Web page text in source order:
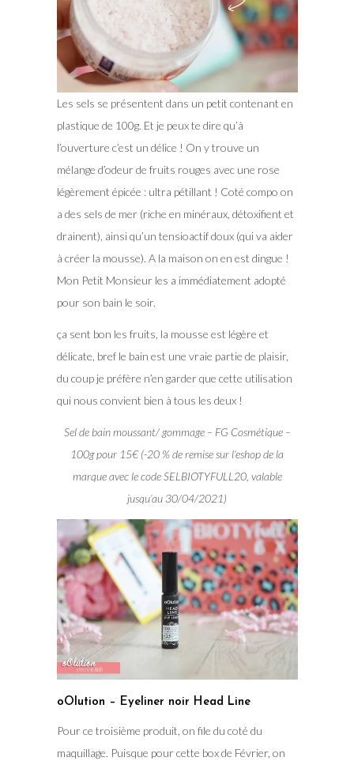
Les sels se présentent dans un petit contenant en
plastique de 100g. Et je peux te dire qu’à
l’ouverture c’est un délice ! On y trouve un
mélange d’odeur de fruits rouges avec une rose
légèrement épicée : ultra pétillant ! Coté compo on
a des sels de mer (riche en minéraux, détoxifient et
drainent), ainsi qu’un tensioactif doux (qui va aider
à créer la mousse). A la maison on en est dingue !
Mon Petit Monsieur les a immédiatement adopté
pour son bain le soir.
ça sent bon les fruits, la mousse est légère et
délicate, bref le bain est une vraie partie de plaisir,
du coup je préfère n’en garder que cette utilisation
qui nous convient bien à tous les deux !
Sel de bain moussant/ gommage – FG Cosmétique –
100g pour 15€ (-20 % de remise sur l’eshop de la
marque avec le code SELBIOTYFULL20, valable
jusqu’au 30/04/2021)
oOlution – Eyeliner noir Head Line
Pour ce troisième produit, on file du coté du
maquillage. Puisque pour cette box de Février, on